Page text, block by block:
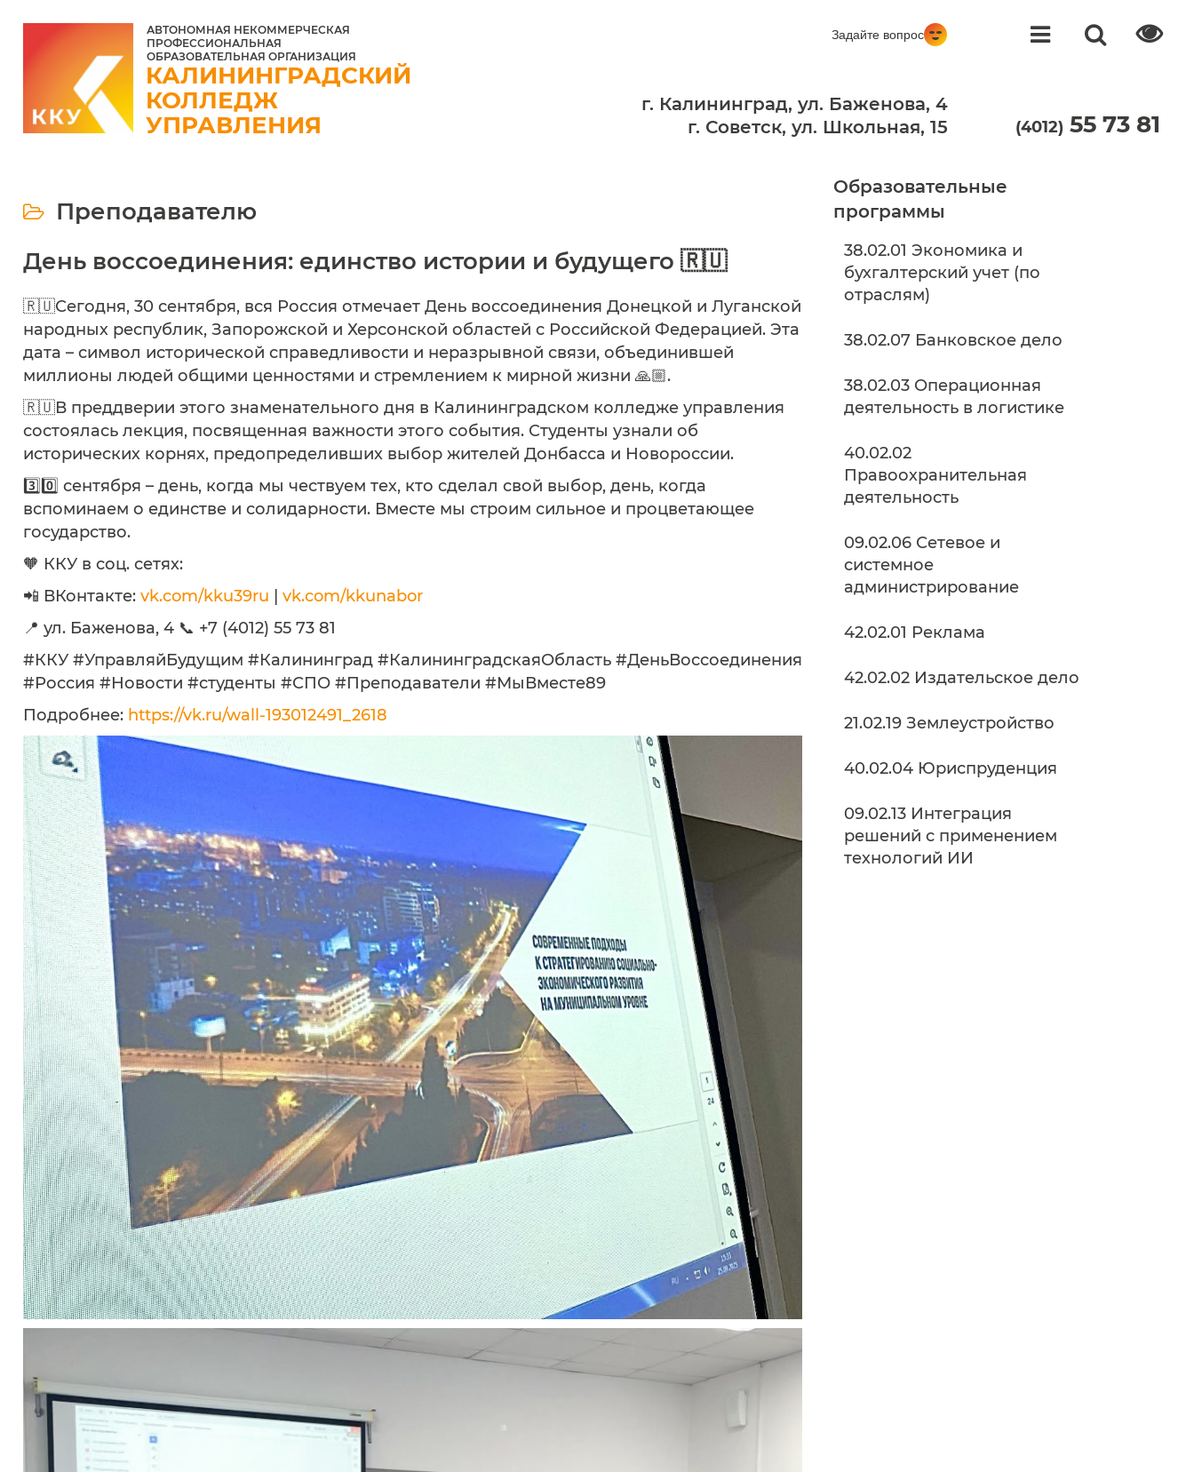
АВТОНОМНАЯ НЕКОММЕРЧЕСКАЯ
ПРОФЕССИОНАЛЬНАЯ
ОБРАЗОВАТЕЛЬНАЯ ОРГАНИЗАЦИЯ
КАЛИНИНГРАДСКИЙ
КОЛЛЕДЖ
УПРАВЛЕНИЯ
г. Калининград, ул. Баженова, 4
г. Советск, ул. Школьная, 15
(4012) 55 73 81
Го
Преподавателю
День воссоединения: единство истории и будущего 🇷🇺
🇷🇺Сегодня, 30 сентября, вся Россия отмечает День воссоединения Донецкой и Луганской
народных республик, Запорожской и Херсонской областей с Российской Федерацией. Эта
дата – символ исторической справедливости и неразрывной связи, объединившей
миллионы людей общими ценностями и стремлением к мирной жизни 🙏🏼.
🇷🇺В преддверии этого знаменательного дня в Калининградском колледже управления
состоялась лекция, посвященная важности этого события. Студенты узнали об
исторических корнях, предопределивших выбор жителей Донбасса и Новороссии.
3️⃣0️⃣ сентября – день, когда мы чествуем тех, кто сделал свой выбор, день, когда
вспоминаем о единстве и солидарности. Вместе мы строим сильное и процветающее
государство.
🧡 ККУ в соц. сетях:
📲 ВКонтакте: vk.com/kku39ru
vk.com/kkunabor
📍 ул. Баженова, 4 📞 +7 (4012) 55 73 81
#ККУ #УправляйБудущим #Калининград #КалининградскаяОбласть #ДеньВоссоединения
#Россия #Новости #студенты #СПО #Преподаватели #МыВместе89
Подробнее: https://vk.ru/wall-193012491_2618
Образовательные
программы
38.02.01 Экономика и
бухгалтерский учет (по
отраслям)
38.02.07 Банковское дело
38.02.03 Операционная
деятельность в логистике
40.02.02
Правоохранительная
деятельность
09.02.06 Сетевое и
системное
администрирование
42.02.01 Реклама
42.02.02 Издательское дело
21.02.19 Землеустройство
40.02.04 Юриспруденция
09.02.13 Интеграция
решений с применением
технологий ИИ